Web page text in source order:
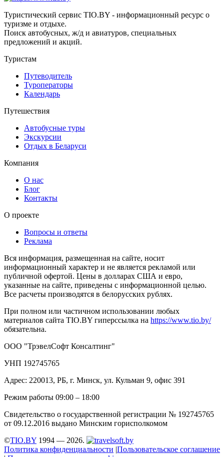
Туристический сервис TIO.BY - информационный ресурс о
туризме и отдыхе.
Поиск автобусных, ж/д и авиатуров, специальных
предложений и акций.
Туристам
Путеводитель
Туроператоры
Календарь
Путешествия
Автобусные туры
Экскурсии
Отдых в Беларуси
Компания
О нас
Блог
Контакты
О проекте
Вопросы и ответы
Реклама
Вся информация, размещенная на сайте, носит
информационный характер и не является рекламой или
публичной офертой. Цены в долларах США и евро,
указанные на сайте, приведены с информационной целью.
Все расчеты производятся в белорусских рублях.
При полном или частичном использовании любых
материалов сайта TIO.BY гиперссылка на https://www.tio.by/
обязательна.
ООО "ТрэвелСофт Консалтинг"
УНП 192745765
Адрес: 220013, РБ, г. Минск, ул. Кульман 9, офис 391
Режим работы 09:00 – 18:00
Свидетельство о государственной регистрации № 192745765
от 09.12.2016 выдано Минским горисполкомом
©TIO.BY 1994 — 2026.
Политика конфиденциальности |Пользовательское соглашение